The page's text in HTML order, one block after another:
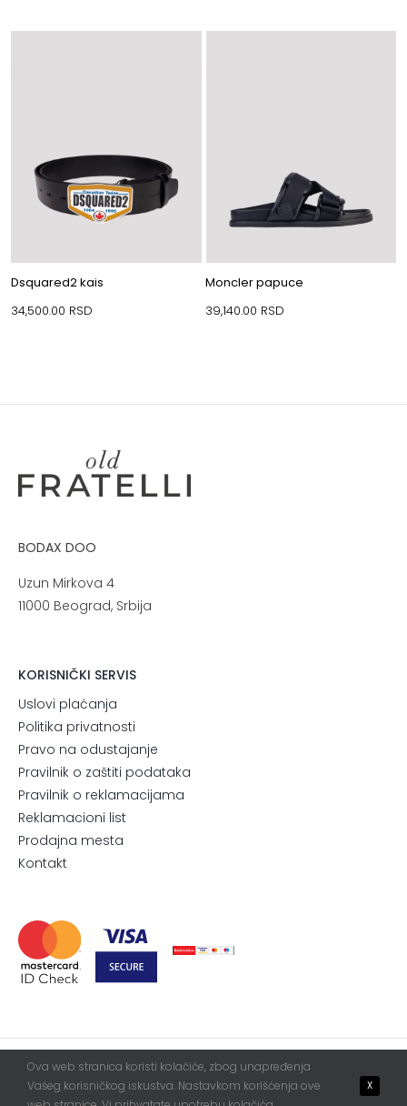
Dsquared2 kais
34,500.00 RSD
Moncler papuce
39,140.00 RSD
BODAX DOO
Uzun Mirkova 4
11000 Beograd, Srbija
KORISNIČKI SERVIS
Uslovi plaćanja
Politika privatnosti
Pravo na odustajanje
Pravilnik o zaštiti podataka
Pravilnik o reklamacijama
Reklamacioni list
Prodajna mesta
Kontakt
© 2026. All Rights Reserved.BlurWebServis
Ova web stranica koristi kolačiće, zbog unapređenja
Vašeg korisničkog iskustva. Nastavkom korišćenja ove
X